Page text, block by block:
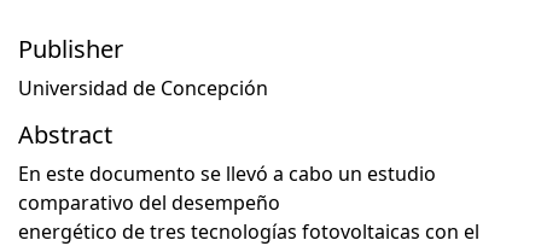
Publisher
Universidad de Concepción
Abstract
En este documento se llevó a cabo un estudio
comparativo del desempeño
energético de tres tecnologías fotovoltaicas con el